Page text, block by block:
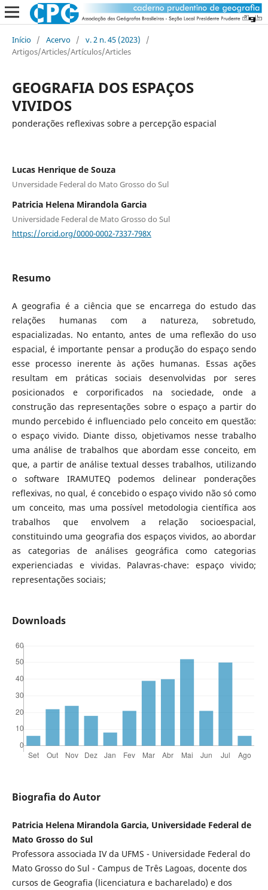
Início / Acervo / v. 2 n. 45 (2023)
/
Artigos/Articles/Artículos/Articles
GEOGRAFIA DOS ESPAÇOS
VIVIDOS
ponderações reflexivas sobre a percepção espacial
Lucas Henrique de Souza
Unversidade Federal do Mato Grosso do Sul
Patricia Helena Mirandola Garcia
Universidade Federal de Mato Grosso do Sul
https://orcid.org/0000-0002-7337-798X
Resumo
A geografia é a ciência que se encarrega do estudo das
relações humanas com a natureza, sobretudo,
espacializadas. No entanto, antes de uma reflexão do uso
espacial, é importante pensar a produção do espaço sendo
esse processo inerente às ações humanas. Essas ações
resultam em práticas sociais desenvolvidas por seres
posicionados e corporificados na sociedade, onde a
construção das representações sobre o espaço a partir do
mundo percebido é influenciado pelo conceito em questão:
o espaço vivido. Diante disso, objetivamos nesse trabalho
uma análise de trabalhos que abordam esse conceito, em
que, a partir de análise textual desses trabalhos, utilizando
o software IRAMUTEQ podemos delinear ponderações
reflexivas, no qual, é concebido o espaço vivido não só como
um conceito, mas uma possível metodologia científica aos
trabalhos que envolvem a relação socioespacial,
constituindo uma geografia dos espaços vividos, ao abordar
as categorias de análises geográfica como categorias
experienciadas e vividas. Palavras-chave: espaço vivido;
representações sociais;
Downloads
Biografia do Autor
Patricia Helena Mirandola Garcia, Universidade Federal de
Mato Grosso do Sul
Professora associada IV da UFMS - Universidade Federal do
Mato Grosso do Sul - Campus de Três Lagoas, docente dos
cursos de Geografia (licenciatura e bacharelado) e dos